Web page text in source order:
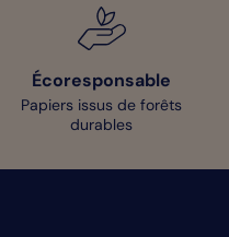
Écoresponsable
Papiers issus de forêts
durables